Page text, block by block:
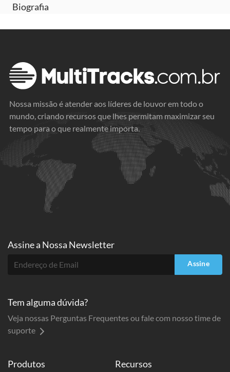
Biografia
Nossa missão é atender aos líderes de louvor em todo o
mundo, criando recursos que lhes permitam maximizar seu
tempo para o que realmente importa.
Produtos Recursos
Assine a Nossa Newsletter
Assine
Tem alguma dúvida?
Veja nossas Perguntas Frequentes ou fale com nosso time de
suporte